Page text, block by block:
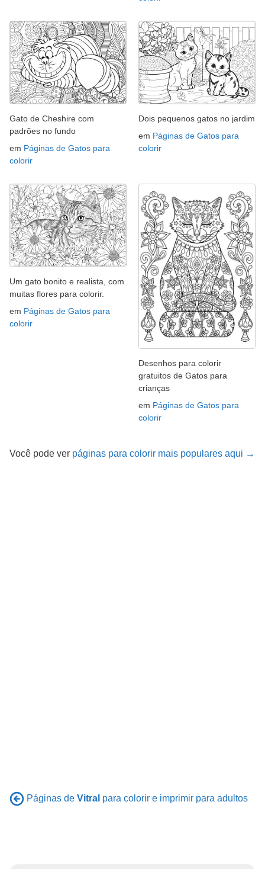
Gato de Cheshire com
padrões no fundo
em Páginas de Gatos para
colorir
Dois pequenos gatos no jardim
em Páginas de Gatos para
colorir
Um gato bonito e realista, com
muitas flores para colorir.
em Páginas de Gatos para
colorir
Desenhos para colorir
gratuitos de Gatos para
crianças
em Páginas de Gatos para
colorir
Você pode ver páginas para colorir mais populares aqui →
Páginas de Vitral para colorir e imprimir para adultos